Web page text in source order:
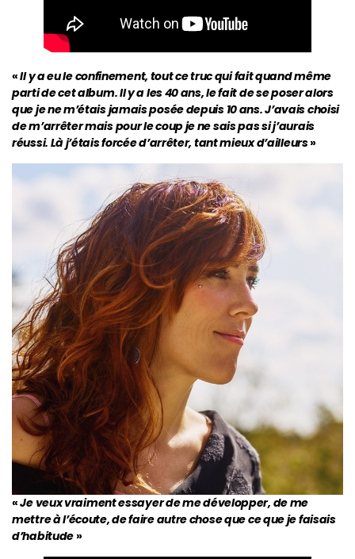
«Il y a eu le confinement, tout ce truc qui fait quand même
parti de cet album. Il y a les 40 ans, le fait de se poser alors
que je ne m’étais jamais posée depuis 10 ans. J’avais choisi
de m’arrêter mais pour le coup je ne sais pas si j’aurais
réussi. Là j’étais forcée d’arrêter, tant mieux d’ailleurs»
«Je veux vraiment essayer de me développer, de me
mettre à l’écoute, de faire autre chose que ce que je faisais
d’habitude »